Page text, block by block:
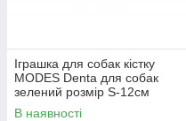
Іграшка для собак кістку
MODES Denta для собак
зелений розмір S-12см
В наявності